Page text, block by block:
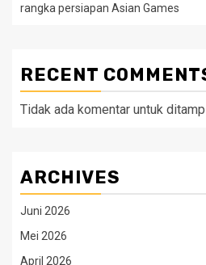
rangka persiapan Asian Games
RECENT
Tidak ada komentar untuk
ARCHIVES
Juni 2026
Mei 2026
April 2026